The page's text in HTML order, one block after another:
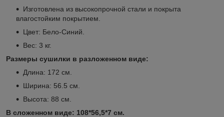
Изготовлена из высокопрочной стали и покрыта
влагостойким покрытием.
Цвет: Бело-Синий.
Вес: 3 кг.
Размеры сушилки в разложенном виде:
Длина: 172 см.
Ширина: 56.5 см.
Высота: 88 см.
В сложенном виде: 108*56,5*7 см.